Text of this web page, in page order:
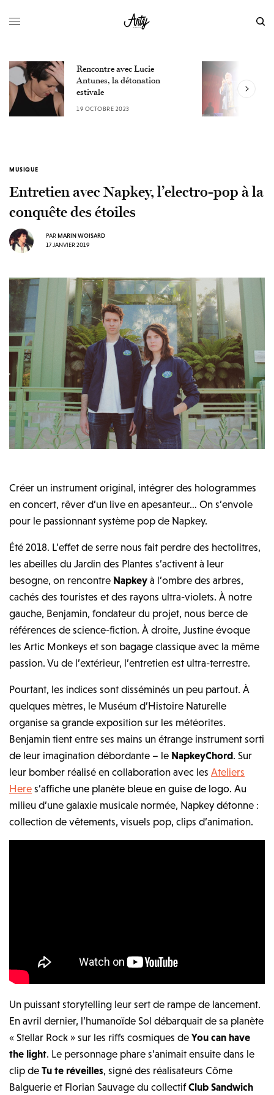
Le Festival du Film
Fantastique de Strasbourg :
9 OCTOBRE 2023
MUSIQUE
Entretien avec Napkey, l’electro-pop à la
conquête des étoiles
PAR MARIN WOISARD
17 JANVIER 2019
Créer un instrument original, intégrer des hologrammes
en concert, rêver d’un live en apesanteur… On s’envole
pour le passionnant système pop de Napkey.
Été 2018. L’effet de serre nous fait perdre des hectolitres,
les abeilles du Jardin des Plantes s’activent à leur
besogne, on rencontre Napkey à l’ombre des arbres,
cachés des touristes et des rayons ultra-violets. À notre
gauche, Benjamin, fondateur du projet, nous berce de
références de science-fiction. À droite, Justine évoque
les Artic Monkeys et son bagage classique avec la même
passion. Vu de l’extérieur, l’entretien est ultra-terrestre.
Pourtant, les indices sont disséminés un peu partout. À
quelques mètres, le Muséum d’Histoire Naturelle
organise sa grande exposition sur les météorites.
Benjamin tient entre ses mains un étrange instrument sorti
de leur imagination débordante – le NapkeyChord. Sur
leur bomber réalisé en collaboration avec les Ateliers
Here s’affiche une planète bleue en guise de logo. Au
milieu d’une galaxie musicale normée, Napkey détonne :
collection de vêtements, visuels pop, clips d’animation.
Un puissant storytelling leur sert de rampe de lancement.
En avril dernier, l’humanoïde Sol débarquait de sa planète
« Stellar Rock » sur les riffs cosmiques deYou can have
the light. Le personnage phare s’animait ensuite dans le
clip deTu te réveilles, signé des réalisateurs Côme
Balguerie et Florian Sauvage du collectifClub Sandwich